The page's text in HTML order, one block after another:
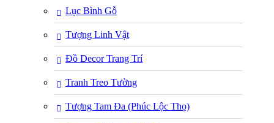
Lục Bình Gỗ
Tượng Linh Vật
Đồ Decor Trang Trí
Tranh Treo Tường
Tượng Tam Đa (Phúc Lộc Thọ)